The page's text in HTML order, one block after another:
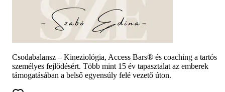
Csodabalansz – Kineziológia, Access Bars® és coaching a tartós
személyes fejlődésért. Több mint 15 év tapasztalat az emberek
támogatásában a belső egyensúly felé vezető úton.